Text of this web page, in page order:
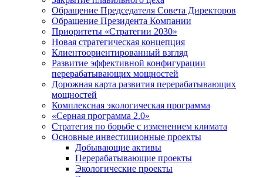
Обращение Председателя Совета Директоров
Обращение Президента Компании
Приоритеты «Стратегии 2030»
Новая стратегическая концепция
Клиентоориентированный взгляд
Развитие эффективной конфигурации
перерабатывающих мощностей
Дорожная карта развития перерабатывающих
мощностей
Комплексная экологическая программа
«Серная программа 2.0»
Стратегия по борьбе с изменением климата
Основные инвестиционные проекты
Добывающие активы
Перерабатывающие проекты
Экологические проекты